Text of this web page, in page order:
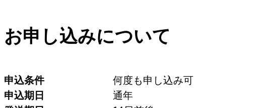
お申し込みについて
申込条件
何度も申し込み可
申込期日
通年